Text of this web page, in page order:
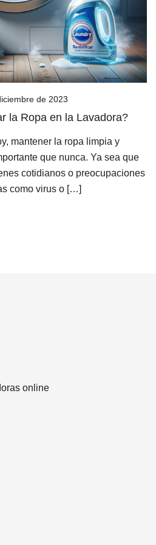
de 2023
la Ropa en la Lavadora?
mantener la ropa limpia y
que nunca. Ya sea que
cotidianos o preocupaciones
como virus o […]
online